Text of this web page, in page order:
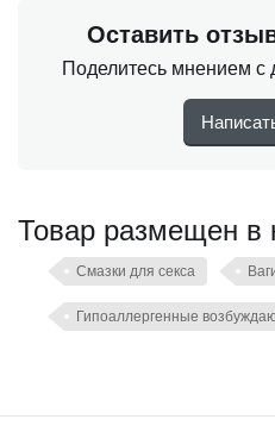
Оставить
Поделитесь мнением с
Товар размещен в
Смазки для секса
Гипоаллергенные